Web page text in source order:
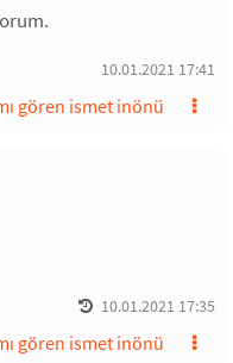
10.01.2021 17:41
gören ismet inönü
10.01.2021 17:35
gören ismet inönü